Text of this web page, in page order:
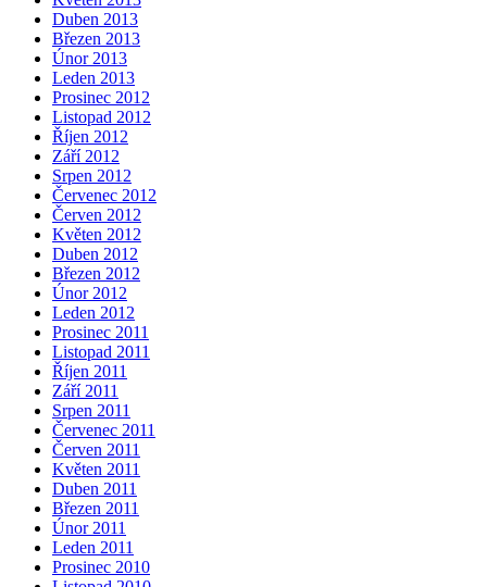
Duben 2013
Březen 2013
Únor 2013
Leden 2013
Prosinec 2012
Listopad 2012
Říjen 2012
Září 2012
Srpen 2012
Červenec 2012
Červen 2012
Květen 2012
Duben 2012
Březen 2012
Únor 2012
Leden 2012
Prosinec 2011
Listopad 2011
Říjen 2011
Září 2011
Srpen 2011
Červenec 2011
Červen 2011
Květen 2011
Duben 2011
Březen 2011
Únor 2011
Leden 2011
Prosinec 2010